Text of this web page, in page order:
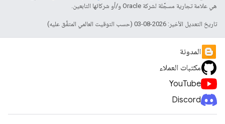
هي علامة تجارية مسجَّلة لشركة Oracle و/أو شركائها التابعين.
تاريخ التعديل الأخير: 2026-08-03 (حسب التوقيت العالمي المتفَّق عليه)
المدونة
مكتبات العملاء
YouTube
Discord